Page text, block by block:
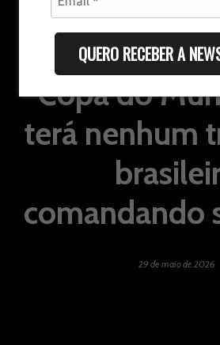
QUERO RECEBER A
Pela
Copa do
terá nenhum
comandando
29 de maio de 2026